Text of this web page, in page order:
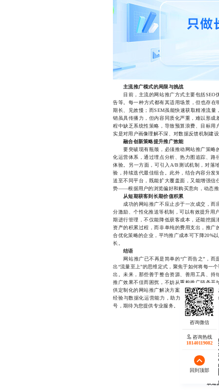
主流推广模式的局限与挑战
目前，主流的网站推广方式主要包括SEO
告等。每一种方式都有其适用场景，但也存在
期长、见效慢；而SEM虽能快速获取精准流
销虽具传播力，但内容同质化严重，难以形
程中缺乏系统性策略，导致预算浪费、目标
实是对用户画像理解不深、对数据反馈机制建
融合创新策略提升推广效能
要突破现有瓶颈，必须推动网站推广策略
化运营体系，通过埋点分析、热力图追踪、
体验。另一方面，可引入A/B测试机制，对落
验，持续迭代最佳组合。此外，结合内容分
送至不同平台，既能扩大覆盖面，又能增强
势——根据用户的浏览偏好和购买意向，动态
从短期获客到长期价值积累
成功的网站推广不应止步于一次成交，而
分激励、个性化推送等机制，可以有效提升用
期进行管理，不仅能降低获客成本，还能挖
资产的积累过程，而非单纯的费用支出，推
合优化策略的企业，平均推广成本可下降20%
长。
结语
网站推广已不再是简单的“广而告之”，而
出“流量至上”的思维定式，聚焦于如何将每一
出。未来，那些善于整合资源、善用工具、
推广效果不佳而困扰，不妨从重构推广链条
供定制化的网站推广解决方案，涵盖从策略
经验与数据化运营能力，助力客户实现降本增
号，期待为您提供专业服务。
欢迎
咨询热线
18140119082
回到顶部